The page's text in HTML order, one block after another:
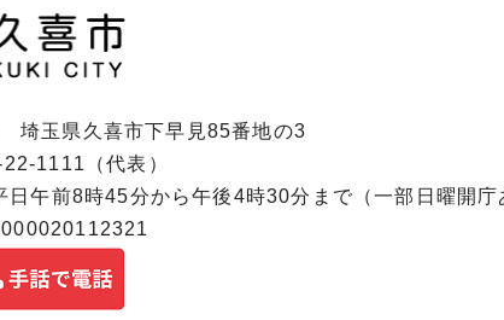
埼玉県久喜市下早見85番地の3
1111（代表）
日午前8時45分から午後4時30分まで（一部日曜開庁